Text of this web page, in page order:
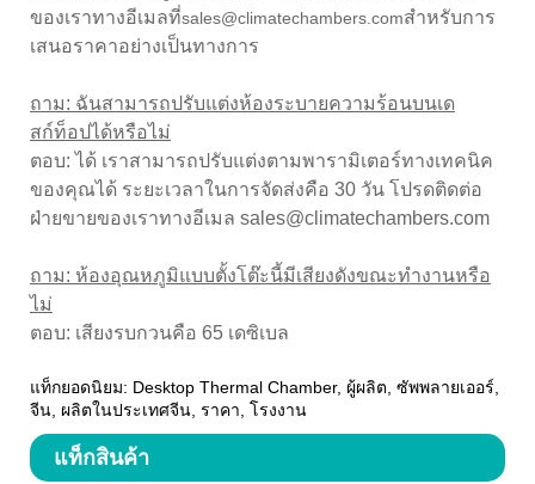
ของเราทางอีเมลที่sales@climatechambers.comสำหรับการ
เสนอราคาอย่างเป็นทางการ
ถาม: ฉันสามารถปรับแต่งห้องระบายความร้อนบนเด
สก์ท็อปได้หรือไม่
ตอบ: ได้ เราสามารถปรับแต่งตามพารามิเตอร์ทางเทคนิค
ของคุณได้ ระยะเวลาในการจัดส่งคือ 30 วัน โปรดติดต่อ
ฝ่ายขายของเราทางอีเมล sales@climatechambers.com
ถาม: ห้องอุณหภูมิแบบตั้งโต๊ะนี้มีเสียงดังขณะทำงานหรือ
ไม่
ตอบ: เสียงรบกวนคือ 65 เดซิเบล
แท็กยอดนิยม: Desktop Thermal Chamber, ผู้ผลิต, ซัพพลายเออร์,
จีน, ผลิตในประเทศจีน, ราคา, โรงงาน
แท็กสินค้า